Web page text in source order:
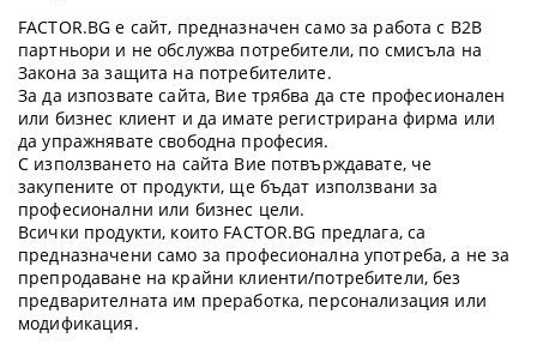
FACTOR.BG е сайт, предназначен само за работа с B2B
партньори и не обслужва потребители, по смисъла на
Закона за защита на потребителите.
За да изпозвате сайта, Вие трябва да сте професионален
или бизнес клиент и да имате регистрирана фирма или
да упражнявате свободна професия.
С използването на сайта Вие потвърждавате, че
закупените от продукти, ще бъдат използвани за
професионални или бизнес цели.
Всички продукти, които FACTOR.BG предлага, са
предназначени само за професионална употреба, а не за
препродаване на крайни клиенти/потребители, без
предварителната им преработка, персонализация или
модификация.